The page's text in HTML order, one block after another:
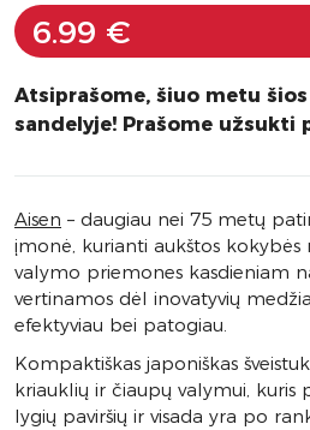
6.99 €
Atsiprašome, šiuo metu
sandelyje! Prašome užsukti
Aisen – daugiau nei 75 metų
įmonė, kurianti aukštos kokybės
valymo priemones kasdieniam
vertinamos dėl inovatyvių
efektyviau bei patogiau.
Kompaktiškas japoniškas
kriauklių ir čiaupų valymui,
lygių paviršių ir visada yra po